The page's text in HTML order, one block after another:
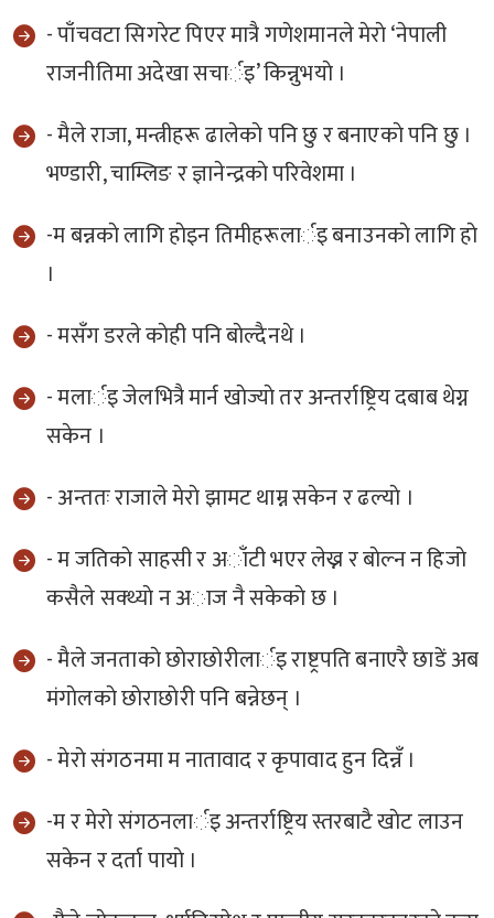
- पाँचवटा सिगरेट पिएर मात्रै गणेशमानले मेराे ‘नेपाली
राजनीतिमा अदेखा सचार्इ’ किन्नुभयाे ।
- मैले राजा, मन्त्रीहरू ढालेकाे पनि छु र बनाएकाे पनि छु ।
भण्डारी, चाम्लिङ र ज्ञानेन्द्रकाे परिवेशमा ।
-म बन्नकाे लागि हाेइन तिमीहरूलार्इ बनाउनकाे लागि हाे
।
- मसँग डरले काेही पनि बाेल्दैनथे ।
- मलार्इ जेलभित्रै मार्न खाेज्याे तर अन्तर्राष्ट्रिय दबाब थेग्न
सकेन ।
- अन्ततः राजाले मेराे झामट थाम्न सकेन र ढल्याे ।
- म जतिकाे साहसी र अाँटी भएर लेख्न र बाेल्न न हिजाे
कसैले सक्थ्याे न अाज नै सकेकाे छ ।
- मैले जनताकाे छाेराछाेरीलार्इ राष्ट्रपति बनाएरै छाडें अब
मंगाेलकाे छाेराछाेरी पनि बन्नेछन् ।
- मेराे संगठनमा म नातावाद र कृपावाद हुन दिन्नँ ।
-म र मेराे संगठनलार्इ अन्तर्राष्ट्रिय स्तरबाटै खाेट लाउन
सकेन र दर्ता पायाे ।